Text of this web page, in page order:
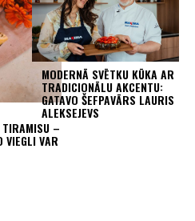
TIRAMISU –
VIEGLI VAR
MODERNĀ SVĒTKU KŪKA AR
TRADICIONĀLU AKCENTU:
GATAVO ŠEFPAVĀRS LAURIS
ALEKSEJEVS